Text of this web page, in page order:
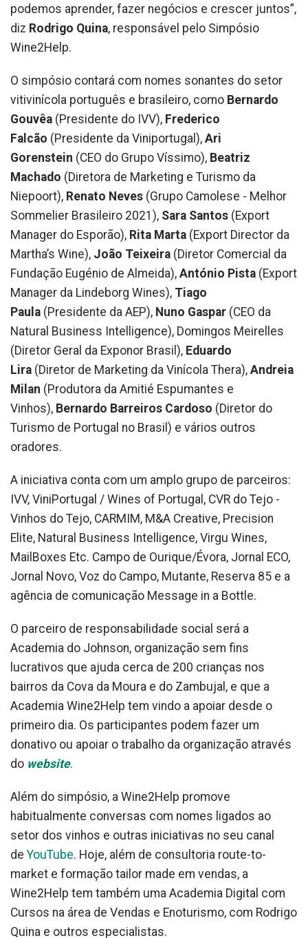
podemos aprender, fazer negócios e crescer juntos”,
diz Rodrigo Quina, responsável pelo Simpósio
Wine2Help.
O simpósio contará com nomes sonantes do setor
vitivinícola português e brasileiro, como Bernardo
Gouvêa (Presidente do IVV), Frederico
Falcão (Presidente da Viniportugal), Ari
Gorenstein (CEO do Grupo Víssimo), Beatriz
Machado (Diretora de Marketing e Turismo da
Niepoort), Renato Neves (Grupo Camolese - Melhor
Sommelier Brasileiro 2021), Sara Santos (Export
Manager do Esporão), Rita Marta (Export Director da
Martha’s Wine), João Teixeira (Diretor Comercial da
Fundação Eugénio de Almeida), António Pista (Export
Manager da Lindeborg Wines), Tiago
Paula (Presidente da AEP), Nuno Gaspar (CEO da
Natural Business Intelligence), Domingos Meirelles
(Diretor Geral da Exponor Brasil), Eduardo
Lira (Diretor de Marketing da Vinícola Thera), Andreia
Milan (Produtora da Amitié Espumantes e
Vinhos), Bernardo Barreiros Cardoso (Diretor do
Turismo de Portugal no Brasil) e vários outros
oradores.
A iniciativa conta com um amplo grupo de parceiros:
IVV, ViniPortugal / Wines of Portugal, CVR do Tejo -
Vinhos do Tejo, CARMIM, M&A Creative, Precision
Elite, Natural Business Intelligence, Virgu Wines,
MailBoxes Etc. Campo de Ourique/Évora, Jornal ECO,
Jornal Novo, Voz do Campo, Mutante, Reserva 85 e a
agência de comunicação Message in a Bottle.
O parceiro de responsabilidade social será a
Academia do Johnson, organização sem fins
lucrativos que ajuda cerca de 200 crianças nos
bairros da Cova da Moura e do Zambujal, e que a
Academia Wine2Help tem vindo a apoiar desde o
primeiro dia. Os participantes podem fazer um
donativo ou apoiar o trabalho da organização através
do website.
Além do simpósio, a Wine2Help promove
habitualmente conversas com nomes ligados ao
setor dos vinhos e outras iniciativas no seu canal
deYouTube. Hoje, além de consultoria route-to-
market e formação tailor made em vendas, a
Wine2Help tem também uma Academia Digital com
Cursos na área de Vendas e Enoturismo, com Rodrigo
Quina e outros especialistas.